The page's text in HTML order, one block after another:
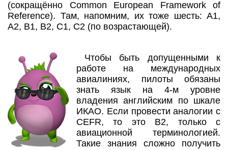
(сокращённо Common European Framework of
Reference). Там, напомним, их тоже шесть: А1,
А2, В1, В2, С1, С2 (по возрастающей).
Чтобы быть допущенными к
работе на международных
авиалиниях, пилоты обязаны
знать язык на 4-м уровне
владения английским по шкале
ИКАО. Если провести аналогии с
CEFR, то это В2, только с
авиационной терминологией.
Такие знания сложно получить